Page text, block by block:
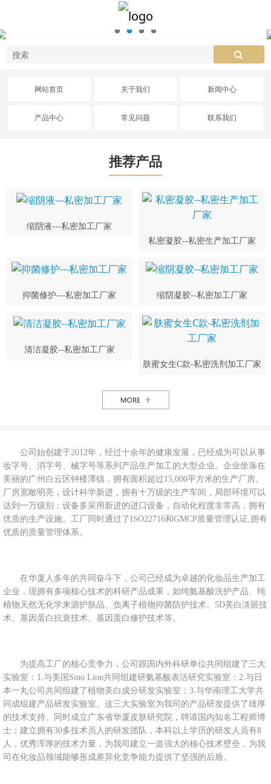
网站首页 关于我们 新闻中心
产品中心 常见问题 联系我们
推荐产品
缩阴液---私密加工厂家
私密凝胶--私密生产加工厂家
抑菌修护---私密加工厂家 缩阴凝胶--私密加工厂家
清洁凝胶--私密加工厂家
肤蜜女生C款-私密洗剂加工厂家
公司始创建于2012年，经过十余年的健康发展，已经成为可以从事
妆字号、消字号、械字号等系列产品生产加工的大型企业。企业坐落在
美丽的广州白云区钟楼潭镇，拥有面积超过15,000平方米的生产厂房。
厂房宽敞明亮，设计科学新进，拥有十万级的生产车间，局部环境可以
达到一万级别；设备多采用新进的进口设备，自动化程度非常高，拥有
优质的生产设施。工厂同时通过了ISO22716和GMCP质量管理认证,拥有
优质的质量管理体系。
在华厦人多年的共同奋斗下，公司已经成为卓越的化妆品生产加工
企业，现拥有多项核心技术的科研产品成果，如纯氨基酸洗护产品、纯
植物天然无化学来源护肤品、负离子植物抑菌防护技术、5D美白淡斑技
术、基因蛋白抗衰技术、基因蛋白修护技术等。
为提高工厂的核心竞争力，公司跟国内外科研单位共同组建了三大
实验室：1.与美国Sino Lion共同组建研氨基酸表活研究实验室；2.与日
本一丸公司共同组建了植物美白成分研发实验室；3.与华南理工大学共
同成组建产品研发实验室。这三大实验室为我司的产品研发提供了雄厚
的技术支持。同时成立广东省华厦皮肤研究院，聘请国内知名工程师博
士；建立拥有30多技术员人的研发团队，本科以上学历的研发人员有8
人，优秀浑厚的技术力量，为我司建立一道强大的核心技术壁垒，为我
司在化妆品领域能够形成差异化竞争能力提供了坚强的后盾。